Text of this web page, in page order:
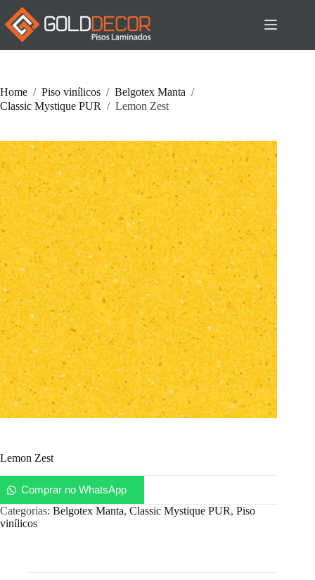
Pular
para
conteúdo
Home / Piso vinílicos / Belgotex Manta /
Classic Mystique PUR / Lemon Zest
Lemon Zest
Comprar no WhatsApp
Categorias: Belgotex Manta, Classic Mystique PUR, Piso
vinílicos